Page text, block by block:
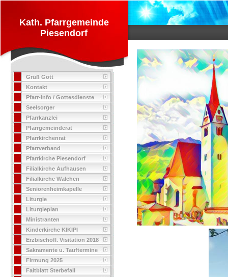
Kath. Pfarrgemeinde
Piesendorf
Grüß Gott
Kontakt
Pfarr-Info / Gottesdienste
Seelsorger
Pfarrkanzlei
Pfarrgemeinderat
Pfarrkirchenrat
Pfarrverband
Pfarrkirche Piesendorf
Filialkirche Aufhausen
Filialkirche Walchen
Seniorenheimkapelle
Liturgie
Liturgieplan
Ministranten
Kinderkirche KIKIPI
Erzbischöfl. Visitation 2018
Sakramente u. Tauftermine
Firmung 2025
Faltblatt Sterbefall